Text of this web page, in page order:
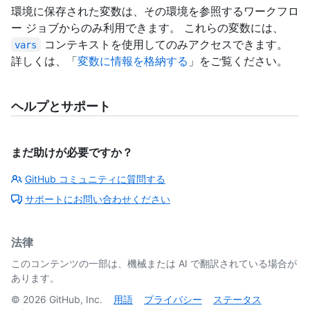
環境に保存された変数は、その環境を参照するワークフロ
ー ジョブからのみ利用できます。 これらの変数には、
vars
コンテキストを使用してのみアクセスできます。
詳しくは、「変数に情報を格納する 」をご覧ください。
ヘルプとサポート
まだ助けが必要ですか？
GitHub コミュニティに質問する
サポートにお問い合わせください
法律
このコンテンツの一部は、機械または AI で翻訳されている場合が
あります。
© 2026 GitHub, Inc. 用語 プライバシー
ステータス